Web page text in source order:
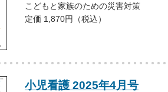
こどもと家族のための災害対策
定価 1,870円（税込）
小児看護 2025年4月号